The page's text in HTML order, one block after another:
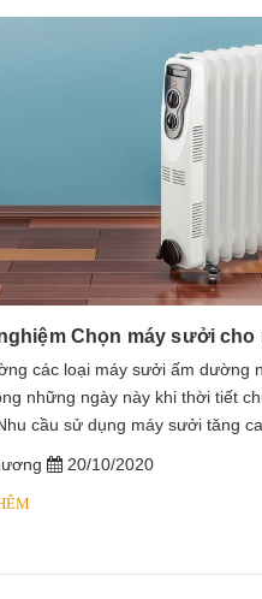
Chọn máy sưởi cho
các loại máy sưởi ấm dường
những ngày này khi thời tiết
cầu sử dụng máy sưởi tăng
20/10/2020